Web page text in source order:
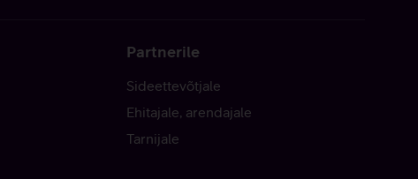
Partnerile
Sideettevõtjale
Ehitajale, arendajale
Tarnijale